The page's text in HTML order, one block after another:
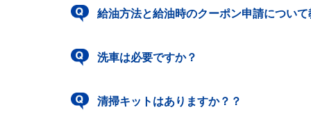
給油方法と給油時のクーポン申請について
洗車は必要ですか？
清掃キットはありますか？？